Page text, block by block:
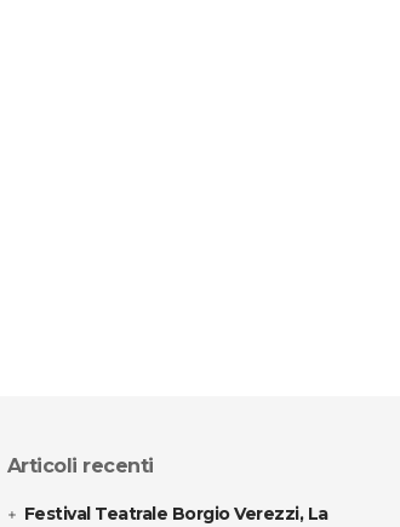
Articoli recenti
Festival Teatrale Borgio Verezzi, La